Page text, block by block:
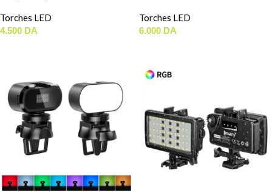
Torches LED
4.500 DA
Torches LED
6.000 DA